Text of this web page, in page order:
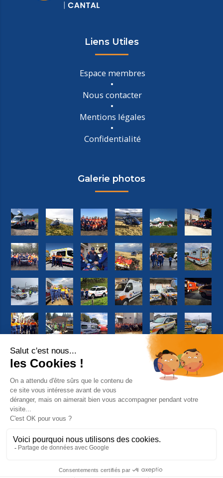
Liens Utiles
Espace membres
Nous contacter
Mentions légales
Confidentialité
Galerie photos
Suivez-nous sur Facebook